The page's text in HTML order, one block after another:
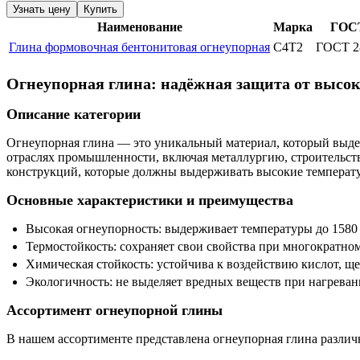
Узнать цену Купить
Наименование Марка
Глина формовочная бентонитовая огнеупорная С4Т2 ГОСТ
Огнеупорная глина: надёжная защита от
Описание категории
Огнеупорная глина — это уникальный материал, который
отраслях промышленности, включая металлургию,
конструкций, которые должны выдерживать высокие
Основные характеристики и преимущества
Высокая огнеупорность: выдерживает температуры до 1580
Термостойкость: сохраняет свои свойства при
Химическая стойкость: устойчива к воздействию кислот,
Экологичность: не выделяет вредных веществ при
Ассортимент огнеупорной глины
В нашем ассортименте представлена огнеупорная глина